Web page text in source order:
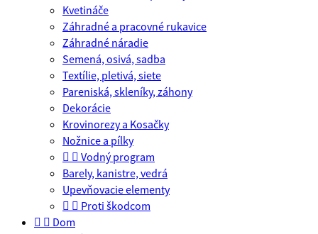
Kvetináče
Záhradné a pracovné rukavice
Záhradné náradie
Semená, osivá, sadba
Textílie, pletivá, siete
Pareniská, skleníky, záhony
Dekorácie
Krovinorezy a Kosačky
Nožnice a pílky
  Vodný program
Barely, kanistre, vedrá
Upevňovacie elementy
  Proti škodcom
  Dom